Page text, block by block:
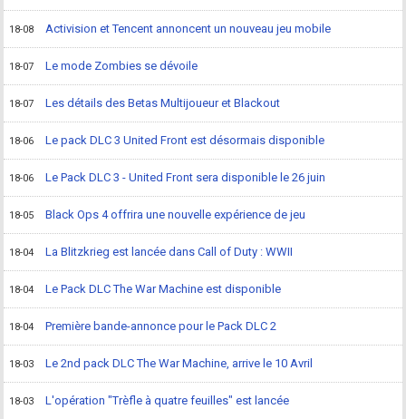
18-08 Activision et Tencent annoncent un nouveau jeu mobile
18-07 Le mode Zombies se dévoile
18-07 Les détails des Betas Multijoueur et Blackout
18-06 Le pack DLC 3 United Front est désormais disponible
18-06 Le Pack DLC 3 - United Front sera disponible le 26 juin
18-05 Black Ops 4 offrira une nouvelle expérience de jeu
18-04 La Blitzkrieg est lancée dans Call of Duty : WWII
18-04 Le Pack DLC The War Machine est disponible
18-04 Première bande-annonce pour le Pack DLC 2
18-03 Le 2nd pack DLC The War Machine, arrive le 10 Avril
18-03 L'opération "Trèfle à quatre feuilles" est lancée